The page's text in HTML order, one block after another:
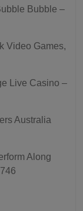
Bubble –
Video Games,
Live Casino –
Australia
Along